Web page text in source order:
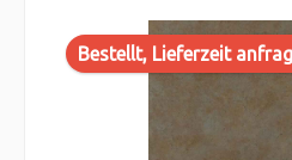
Bestellt, Lieferzeit